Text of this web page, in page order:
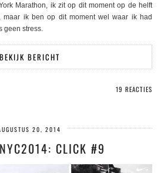
Marathon, ik zit op dit moment op de helft
maar ik ben op dit moment wel waar ik had
geen stress.
BEKIJK BERICHT
19 REACTIES
20, 2014
CLICK #9